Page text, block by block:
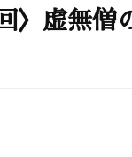
〉虚無僧